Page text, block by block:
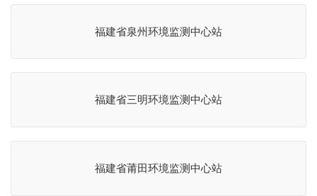
福建省泉州环境监测中心站
福建省三明环境监测中心站
福建省莆田环境监测中心站